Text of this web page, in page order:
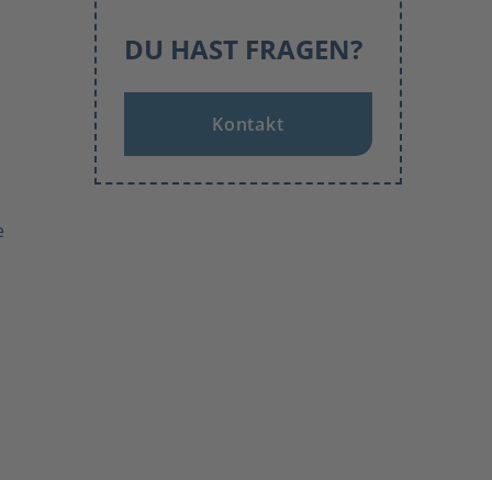
DU HAST FRAGEN?
Kontakt